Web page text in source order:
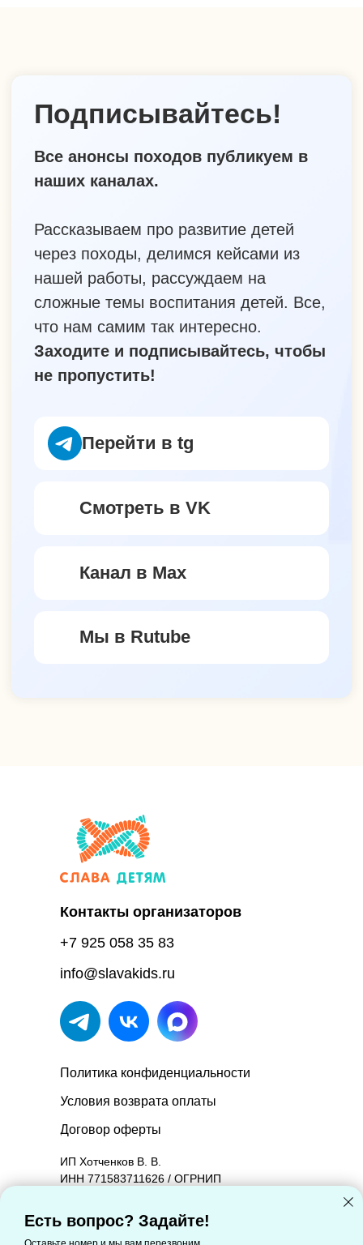
Есть вопрос? Задайте!
info@slavakids.ru
Контакты организаторов
+7 925 058 35 83
ИП Хотченков В. В.
ИНН 771583711626 / ОГРНИП
Юридический адрес: 127221, Москва г,
Молодцова ул, дом 2, корпус 1, квартира 88
Политика конфиденциальности
Условия возврата оплаты
Договор оферты